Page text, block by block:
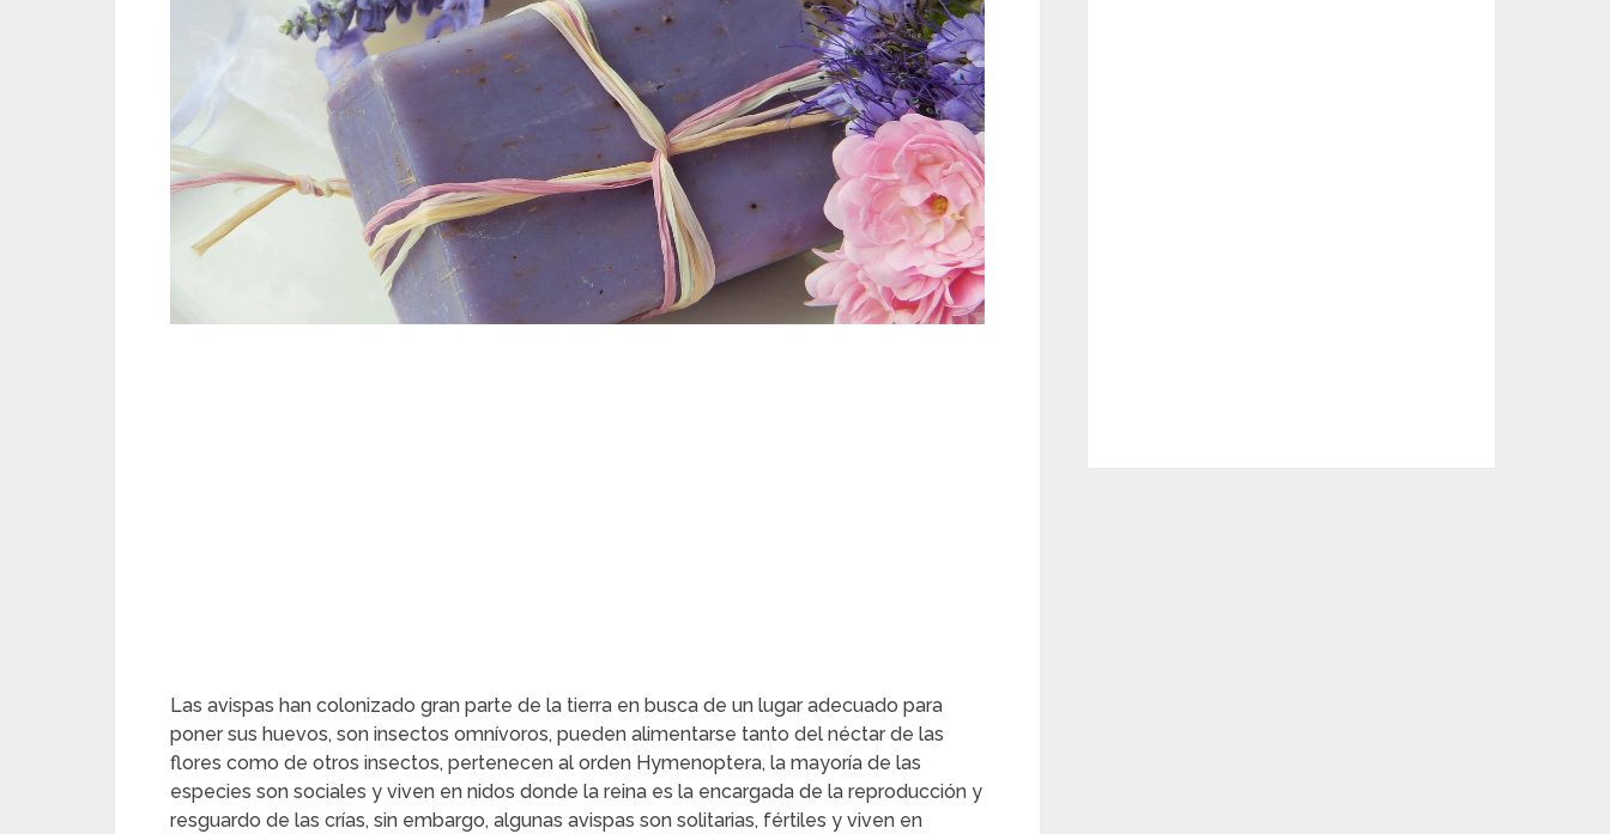
Las avispas han colonizado gran parte de la tierra en busca de un lugar adecuado para
poner sus huevos, son insectos omnívoros, pueden alimentarse tanto del néctar de las
flores como de otros insectos, pertenecen al orden Hymenoptera, la mayoría de las
especies son sociales y viven en nidos donde la reina es la encargada de la reproducción y
resguardo de las crías, sin embargo, algunas avispas son solitarias, fértiles y viven en